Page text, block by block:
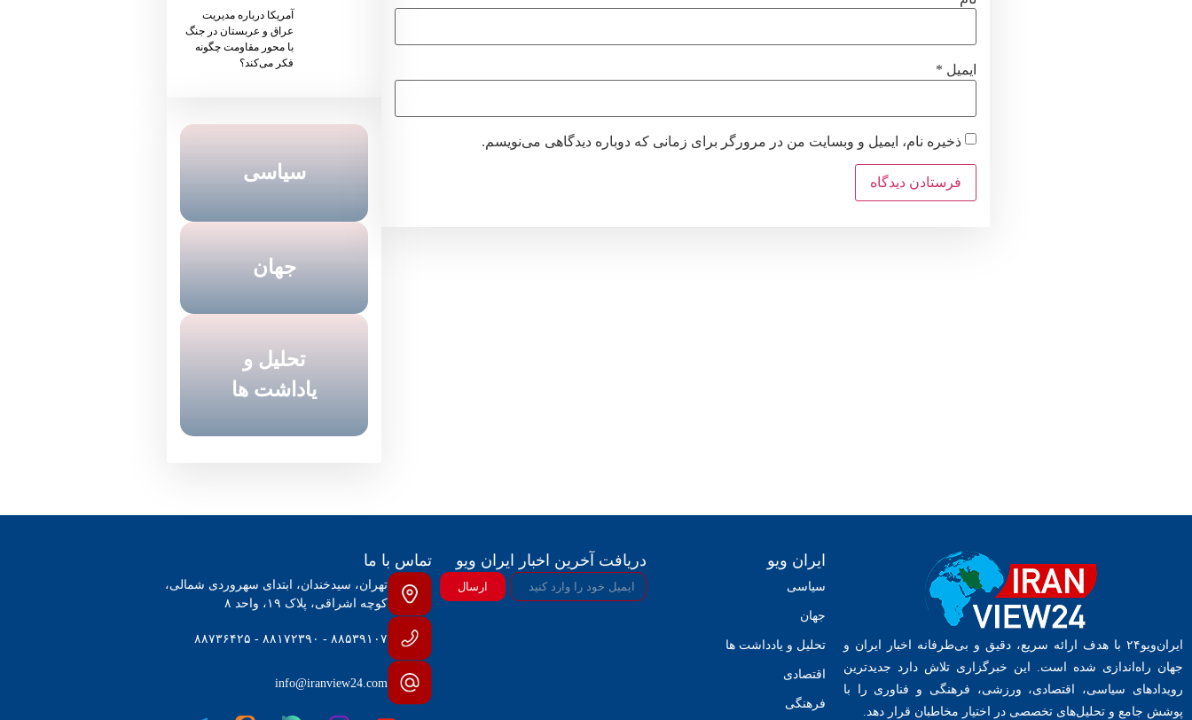
ایمیل *
ذخیره نام، ایمیل و وبسایت من در مرورگر برای زمانی که دوباره دیدگاهی می‌نویسم.
آمریکا درباره مدیریت
عراق و عربستان در جنگ
با محور مقاومت چگونه
فکر می‌کند؟
سیاسی
جهان
تحلیل و
یاداشت ها
ایران‌ویو۲۴ با هدف ارائه سریع، دقیق و بی‌طرفانه اخبار ایران و
جهان راه‌اندازی شده است. این خبرگزاری تلاش دارد جدیدترین
رویدادهای سیاسی، اقتصادی، ورزشی، فرهنگی و فناوری را با
پوشش جامع و تحلیل‌های تخصصی در اختیار مخاطبان قرار دهد.
ایران ویو
سیاسی
جهان
تحلیل و یادداشت ها
اقتصادی
فرهنگی
دریافت آخرین اخبار ایران ویو
ارسال
تماس با ما
تهران، سیدخندان، ابتدای سهروردی شمالی،
کوچه اشراقی، پلاک ۱۹، واحد ۸
۸۸۵۳۹۱۰۷ - ۸۸۱۷۲۳۹۰ - ۸۸۷۳۶۴۲۵
info@iranview24.com